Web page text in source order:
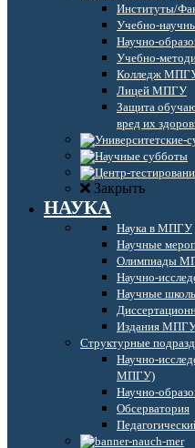
Институты/
Учебно-
Научно-
Учебно-
Колледж
Лицей МПГУ
Защита
вред их
Закрыть
НАУКА
Наука в МПГУ
Научные
Олимпиады
Научно-
Научные
Издания
Структурные
Научно-
МПГУ)
Научно-
Обсерватория